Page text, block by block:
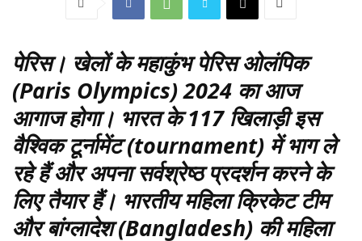
पेरिस। खेलों के महाकुंभ पेरिस ओलंपिक
(Paris Olympics) 2024 का आज
आगाज होगा। भारत के 117 खिलाड़ी इस
वैश्विक टूर्नामेंट (tournament) में भाग ले
रहे हैं और अपना सर्वश्रेष्ठ प्रदर्शन करने के
लिए तैयार हैं। भारतीय महिला क्रिकेट टीम
और बांग्लादेश (Bangladesh) की महिला